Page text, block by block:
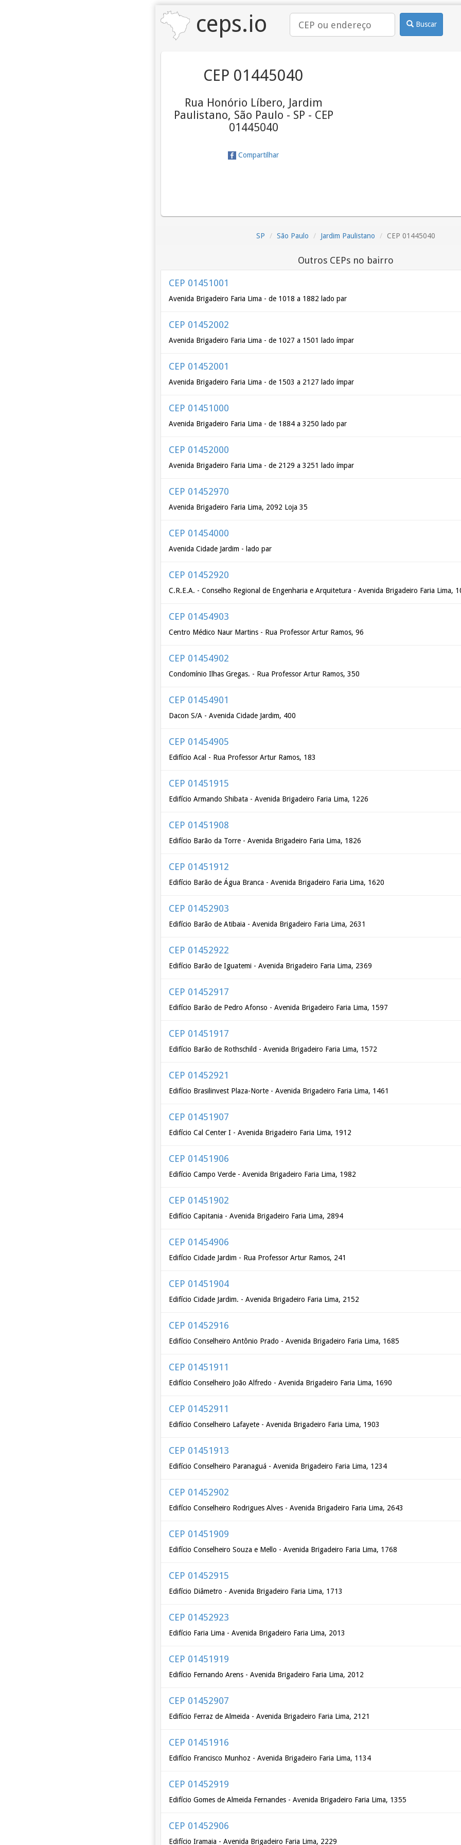
ceps.io Buscar
CEP 01445040
Rua Honório Líbero, Jardim
Paulistano, São Paulo - SP - CEP
01445040
Compartilhar
SP São Paulo Jardim Paulistano CEP 01445040
Outros CEPs no bairro
CEP 01451001
Avenida Brigadeiro Faria Lima - de 1018 a 1882 lado par
CEP 01452002
Avenida Brigadeiro Faria Lima - de 1027 a 1501 lado ímpar
CEP 01452001
Avenida Brigadeiro Faria Lima - de 1503 a 2127 lado ímpar
CEP 01451000
Avenida Brigadeiro Faria Lima - de 1884 a 3250 lado par
CEP 01452000
Avenida Brigadeiro Faria Lima - de 2129 a 3251 lado ímpar
CEP 01452970
Avenida Brigadeiro Faria Lima, 2092 Loja 35
CEP 01454000
Avenida Cidade Jardim - lado par
CEP 01452920
C.R.E.A. - Conselho Regional de Engenharia e Arquitetura - Avenida Brigadeiro Faria Lima,
CEP 01454903
Centro Médico Naur Martins - Rua Professor Artur Ramos, 96
CEP 01454902
Condomínio Ilhas Gregas. - Rua Professor Artur Ramos, 350
CEP 01454901
Dacon S/A - Avenida Cidade Jardim, 400
CEP 01454905
Edifício Acal - Rua Professor Artur Ramos, 183
CEP 01451915
Edifício Armando Shibata - Avenida Brigadeiro Faria Lima, 1226
CEP 01451908
Edifício Barão da Torre - Avenida Brigadeiro Faria Lima, 1826
CEP 01451912
Edifício Barão de Água Branca - Avenida Brigadeiro Faria Lima, 1620
CEP 01452903
Edifício Barão de Atibaia - Avenida Brigadeiro Faria Lima, 2631
CEP 01452922
Edifício Barão de Iguatemi - Avenida Brigadeiro Faria Lima, 2369
CEP 01452917
Edifício Barão de Pedro Afonso - Avenida Brigadeiro Faria Lima, 1597
CEP 01451917
Edifício Barão de Rothschild - Avenida Brigadeiro Faria Lima, 1572
CEP 01452921
Edifício Brasilinvest Plaza-Norte - Avenida Brigadeiro Faria Lima, 1461
CEP 01451907
Edifício Cal Center I - Avenida Brigadeiro Faria Lima, 1912
CEP 01451906
Edifício Campo Verde - Avenida Brigadeiro Faria Lima, 1982
CEP 01451902
Edifício Capitania - Avenida Brigadeiro Faria Lima, 2894
CEP 01454906
Edifício Cidade Jardim - Rua Professor Artur Ramos, 241
CEP 01451904
Edifício Cidade Jardim. - Avenida Brigadeiro Faria Lima, 2152
CEP 01452916
Edifício Conselheiro Antônio Prado - Avenida Brigadeiro Faria Lima, 1685
CEP 01451911
Edifício Conselheiro João Alfredo - Avenida Brigadeiro Faria Lima, 1690
CEP 01452911
Edifício Conselheiro Lafayete - Avenida Brigadeiro Faria Lima, 1903
CEP 01451913
Edifício Conselheiro Paranaguá - Avenida Brigadeiro Faria Lima, 1234
CEP 01452902
Edifício Conselheiro Rodrigues Alves - Avenida Brigadeiro Faria Lima, 2643
CEP 01451909
Edifício Conselheiro Souza e Mello - Avenida Brigadeiro Faria Lima, 1768
CEP 01452915
Edifício Diâmetro - Avenida Brigadeiro Faria Lima, 1713
CEP 01452923
Edifício Faria Lima - Avenida Brigadeiro Faria Lima, 2013
CEP 01451919
Edifício Fernando Arens - Avenida Brigadeiro Faria Lima, 2012
CEP 01452907
Edifício Ferraz de Almeida - Avenida Brigadeiro Faria Lima, 2121
CEP 01451916
Edifício Francisco Munhoz - Avenida Brigadeiro Faria Lima, 1134
CEP 01452919
Edifício Gomes de Almeida Fernandes - Avenida Brigadeiro Faria Lima, 1355
CEP 01452906
Edifício Iramaia - Avenida Brigadeiro Faria Lima, 2229